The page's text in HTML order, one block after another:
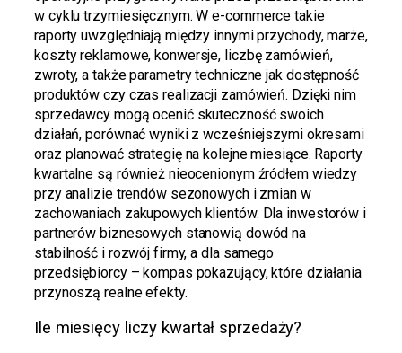
w cyklu trzymiesięcznym. W e-commerce takie
raporty uwzględniają między innymi przychody, marże,
koszty reklamowe, konwersje, liczbę zamówień,
zwroty, a także parametry techniczne jak dostępność
produktów czy czas realizacji zamówień. Dzięki nim
sprzedawcy mogą ocenić skuteczność swoich
działań, porównać wyniki z wcześniejszymi okresami
oraz planować strategię na kolejne miesiące. Raporty
kwartalne są również nieocenionym źródłem wiedzy
przy analizie trendów sezonowych i zmian w
zachowaniach zakupowych klientów. Dla inwestorów i
partnerów biznesowych stanowią dowód na
stabilność i rozwój firmy, a dla samego
przedsiębiorcy – kompas pokazujący, które działania
przynoszą realne efekty.
Ile miesięcy liczy kwartał sprzedaży?